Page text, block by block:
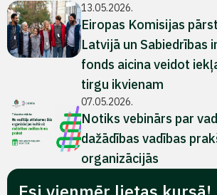
13.05.2026.
Eiropas Komisijas
Latvijā un Sabiedrības
fonds aicina veidot
tirgu ikvienam
07.05.2026.
Notiks vebinārs par
dažādības vadības
organizācijās